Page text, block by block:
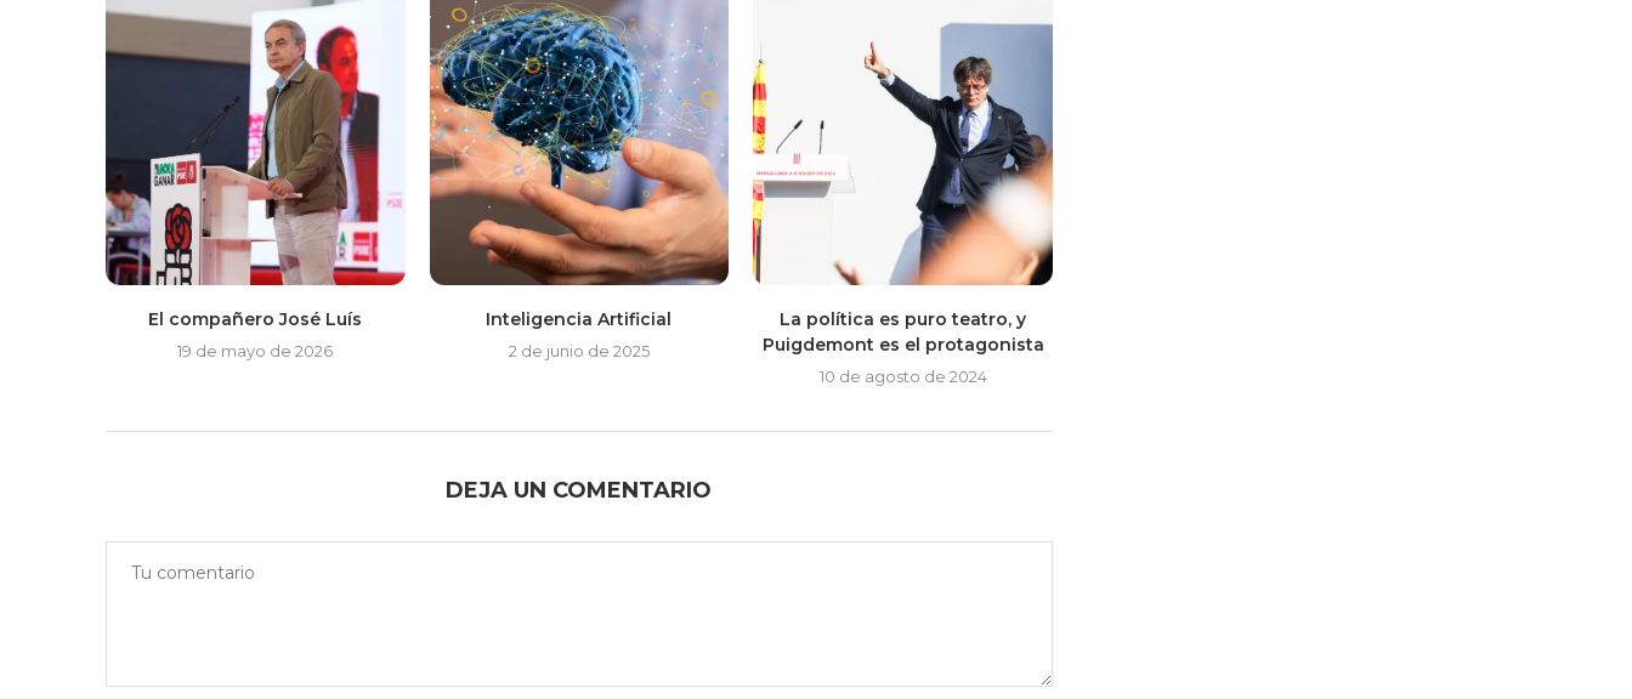
El compañero José Luís
19 de mayo de 2026
Inteligencia Artificial
2 de junio de 2025
La política es puro teatro, y
Puigdemont es el protagonista
10 de agosto de 2024
DEJA UN COMENTARIO